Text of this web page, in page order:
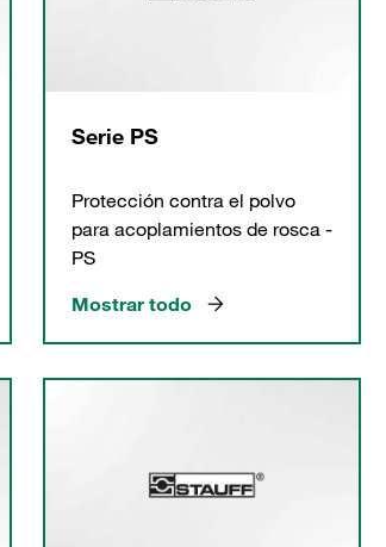
Serie PS
Protección contra el polvo
para acoplamientos de rosca -
PS
Mostrar todo